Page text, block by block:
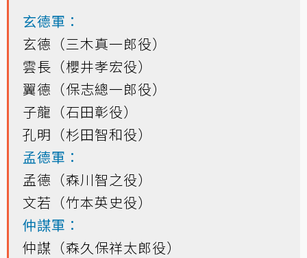
玄德軍：
玄德（三木真一郎役）
雲長（櫻井孝宏役）
翼德（保志總一郎役）
子龍（石田彰役）
孔明（杉田智和役）
孟德軍：
孟德（森川智之役）
文若（竹本英史役）
仲謀軍：
仲謀（森久保祥太郎役）